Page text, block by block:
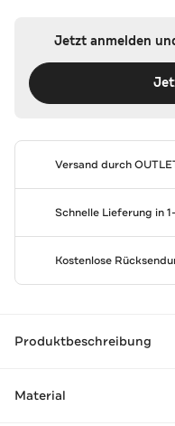
Jetzt anmelden
Versand durch
Schnelle Lieferung in
Kostenlose
Produktbeschreibung
Material